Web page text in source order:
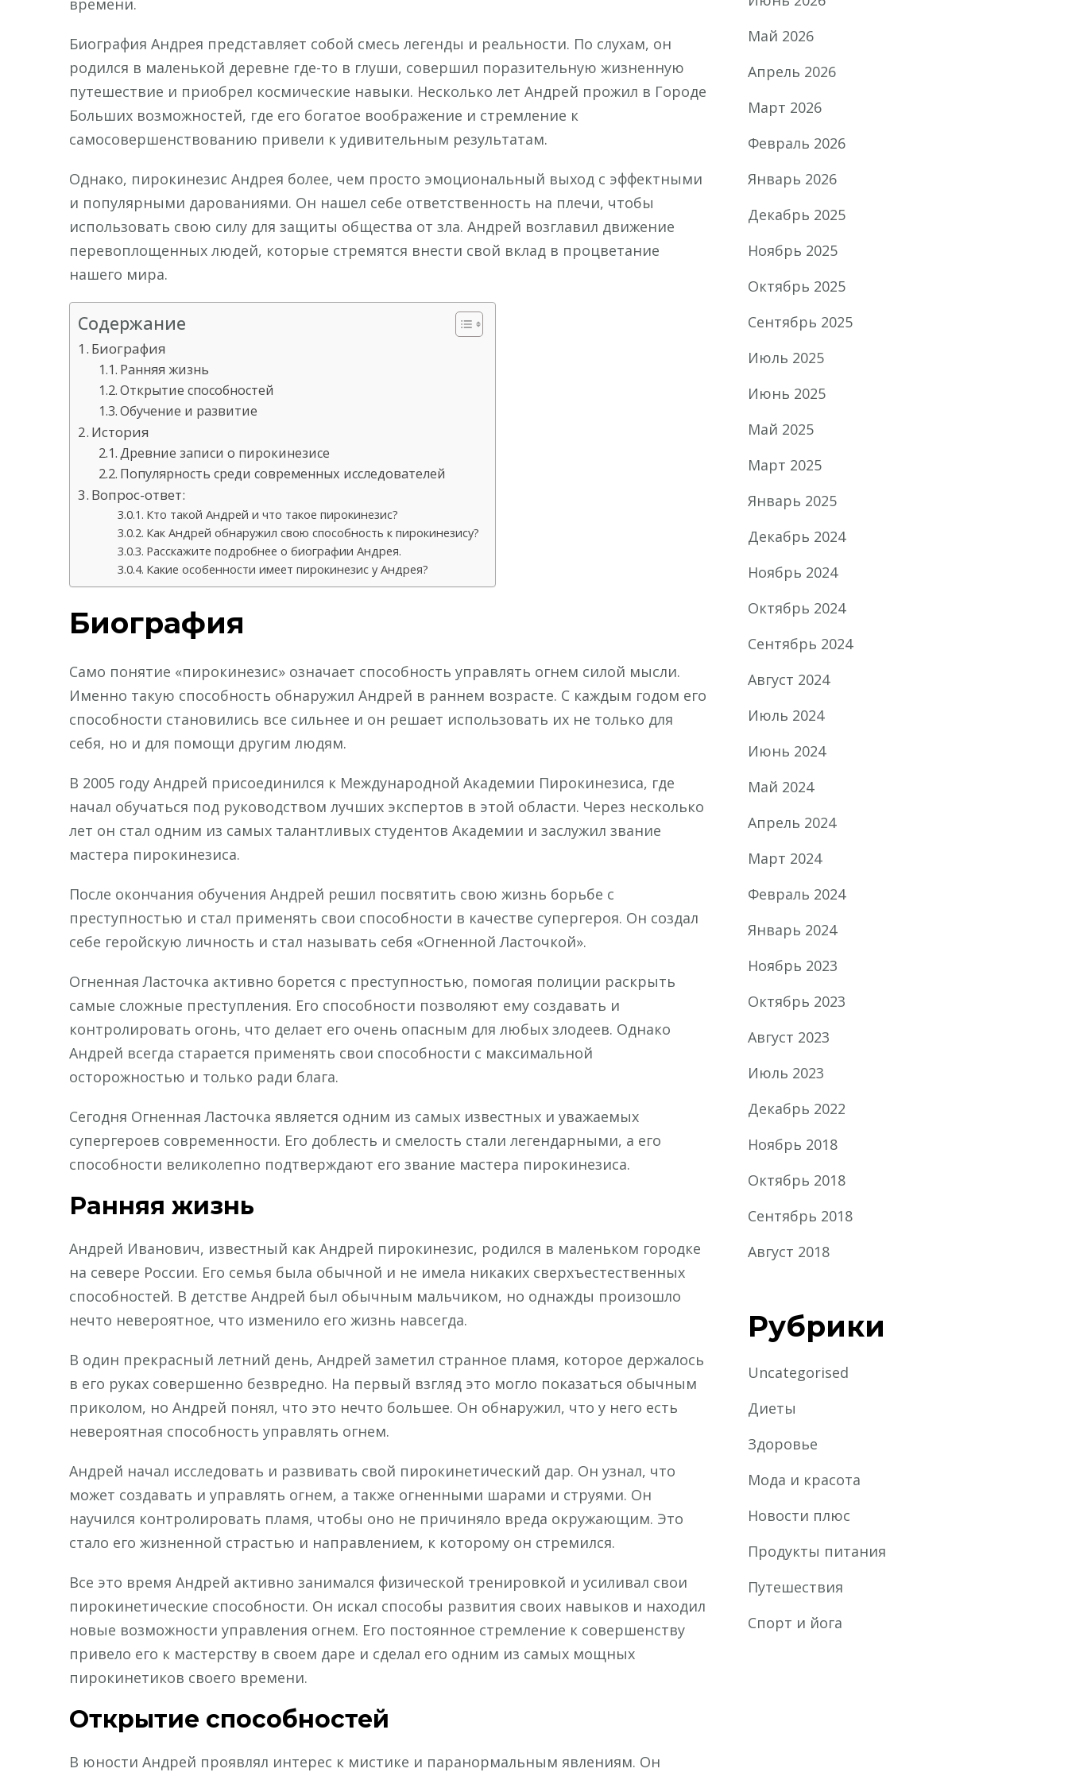
Биография Андрея представляет собой смесь легенды и реальности. По слухам, он
родился в маленькой деревне где-то в глуши, совершил поразительную жизненную
путешествие и приобрел космические навыки. Несколько лет Андрей прожил в Городе
Больших возможностей, где его богатое воображение и стремление к
самосовершенствованию привели к удивительным результатам.
Однако, пирокинезис Андрея более, чем просто эмоциональный выход с эффектными
и популярными дарованиями. Он нашел себе ответственность на плечи, чтобы
использовать свою силу для защиты общества от зла. Андрей возглавил движение
перевоплощенных людей, которые стремятся внести свой вклад в процветание
нашего мира.
Содержание
Биография
Ранняя жизнь
Открытие способностей
Обучение и развитие
История
Древние записи о пирокинезисе
Популярность среди современных исследователей
Вопрос-ответ:
Кто такой Андрей и что такое пирокинезис?
Как Андрей обнаружил свою способность к пирокинезису?
Расскажите подробнее о биографии Андрея.
Какие особенности имеет пирокинезис у Андрея?
Биография
Cамо понятие «пирокинезис» означает способность управлять огнем силой мысли.
Именно такую способность обнаружил Андрей в раннем возрасте. С каждым годом его
способности становились все сильнее и он решает использовать их не только для
себя, но и для помощи другим людям.
В 2005 году Андрей присоединился к Международной Академии Пирокинезиса, где
начал обучаться под руководством лучших экспертов в этой области. Через несколько
лет он стал одним из самых талантливых студентов Академии и заслужил звание
мастера пирокинезиса.
После окончания обучения Андрей решил посвятить свою жизнь борьбе с
преступностью и стал применять свои способности в качестве супергероя. Он создал
себе геройскую личность и стал называть себя «Огненной Ласточкой».
Огненная Ласточка активно борется с преступностью, помогая полиции раскрыть
самые сложные преступления. Его способности позволяют ему создавать и
контролировать огонь, что делает его очень опасным для любых злодеев. Однако
Андрей всегда старается применять свои способности с максимальной
осторожностью и только ради блага.
Сегодня Огненная Ласточка является одним из самых известных и уважаемых
супергероев современности. Его доблесть и смелость стали легендарными, а его
способности великолепно подтверждают его звание мастера пирокинезиса.
Ранняя жизнь
Андрей Иванович, известный как Андрей пирокинезис, родился в маленьком городке
на севере России. Его семья была обычной и не имела никаких сверхъестественных
способностей. В детстве Андрей был обычным мальчиком, но однажды произошло
нечто невероятное, что изменило его жизнь навсегда.
В один прекрасный летний день, Андрей заметил странное пламя, которое держалось
в его руках совершенно безвредно. На первый взгляд это могло показаться обычным
приколом, но Андрей понял, что это нечто большее. Он обнаружил, что у него есть
невероятная способность управлять огнем.
Андрей начал исследовать и развивать свой пирокинетический дар. Он узнал, что
может создавать и управлять огнем, а также огненными шарами и струями. Он
научился контролировать пламя, чтобы оно не причиняло вреда окружающим. Это
стало его жизненной страстью и направлением, к которому он стремился.
Все это время Андрей активно занимался физической тренировкой и усиливал свои
пирокинетические способности. Он искал способы развития своих навыков и находил
новые возможности управления огнем. Его постоянное стремление к совершенству
привело его к мастерству в своем даре и сделал его одним из самых мощных
пирокинетиков своего времени.
Открытие способностей
В юности Андрей проявлял интерес к мистике и паранормальным явлениям. Он
Май 2026
Апрель 2026
Март 2026
Февраль 2026
Январь 2026
Декабрь 2025
Ноябрь 2025
Октябрь 2025
Сентябрь 2025
Июль 2025
Июнь 2025
Май 2025
Март 2025
Январь 2025
Декабрь 2024
Ноябрь 2024
Октябрь 2024
Сентябрь 2024
Август 2024
Июль 2024
Июнь 2024
Май 2024
Апрель 2024
Март 2024
Февраль 2024
Январь 2024
Ноябрь 2023
Октябрь 2023
Август 2023
Июль 2023
Декабрь 2022
Ноябрь 2018
Октябрь 2018
Сентябрь 2018
Август 2018
Рубрики
Uncategorised
Диеты
Здоровье
Мода и красота
Новости плюс
Продукты питания
Путешествия
Спорт и йога